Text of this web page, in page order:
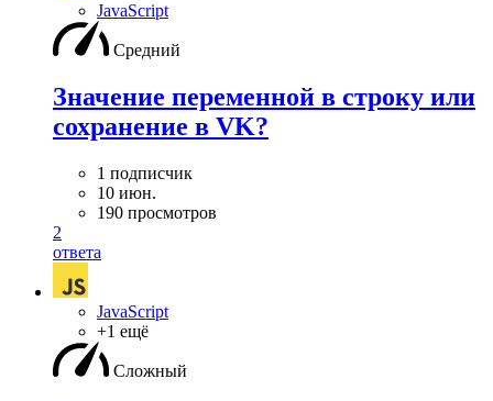
JavaScript
Средний
Значение переменной в строку или
сохранение в VK?
1 подписчик
10 июн.
190 просмотров
2
ответа
JavaScript
+1 ещё
Сложный